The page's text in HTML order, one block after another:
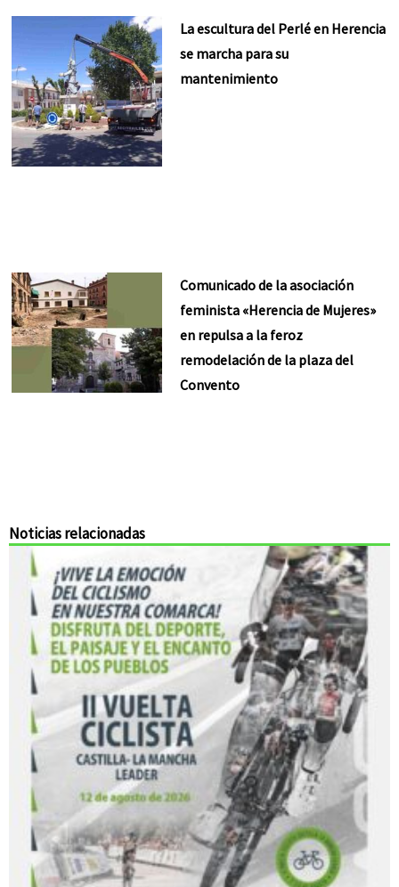
La escultura del Perlé en Herencia
se marcha para su
mantenimiento
Comunicado de la asociación
feminista «Herencia de Mujeres»
en repulsa a la feroz
remodelación de la plaza del
Convento
Noticias relacionadas